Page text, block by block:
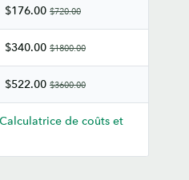
$176.00 $720.00
$340.00 $1800.00
$522.00 $3600.00
Calculatrice de coûts et